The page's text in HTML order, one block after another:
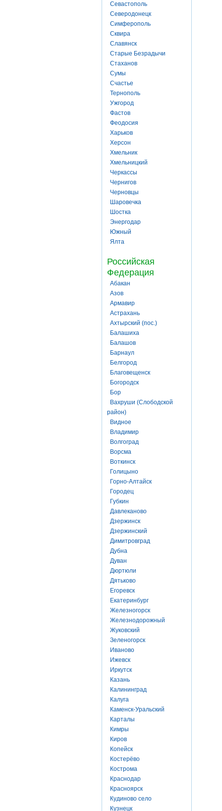
Севастополь
Северодонецк
Симферополь
Сквира
Славянск
Старые Безрадычи
Стаханов
Сумы
Счастье
Тернополь
Ужгород
Фастов
Феодосия
Харьков
Херсон
Хмельник
Хмельницкий
Черкассы
Чернигов
Черновцы
Шаровечка
Шостка
Энергодар
Южный
Ялта
Российская
Федерация
Абакан
Азов
Армавир
Астрахань
Ахтырский (пос.)
Балашиха
Балашов
Барнаул
Белгород
Благовещенск
Богородск
Бор
Вахруши (Слободской
район)
Видное
Владимир
Волгоград
Ворсма
Воткинск
Голицыно
Горно-Алтайск
Городец
Губкин
Давлеканово
Дзержинск
Дзержинский
Димитровград
Дубна
Дуван
Дюртюли
Дятьково
Егоревск
Екатеринбург
Железногорск
Железнодорожный
Жуковский
Зеленогорск
Иваново
Ижевск
Иркутск
Казань
Калининград
Калуга
Каменск-Уральский
Карталы
Кимры
Киров
Копейск
Костерёво
Кострома
Краснодар
Красноярск
Кудиново село
Кузнецк